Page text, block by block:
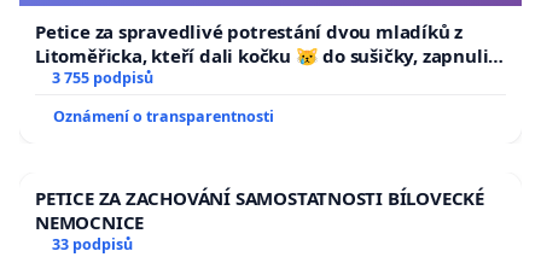
Petice za spravedlivé potrestání dvou mladíků z
Litoměřicka, kteří dali kočku 😿 do sušičky, zapnuli ji
a umírání zvířete natočili.
3 755 podpisů
Oznámení o transparentnosti
PETICE ZA ZACHOVÁNÍ SAMOSTATNOSTI BÍLOVECKÉ
NEMOCNICE
33 podpisů